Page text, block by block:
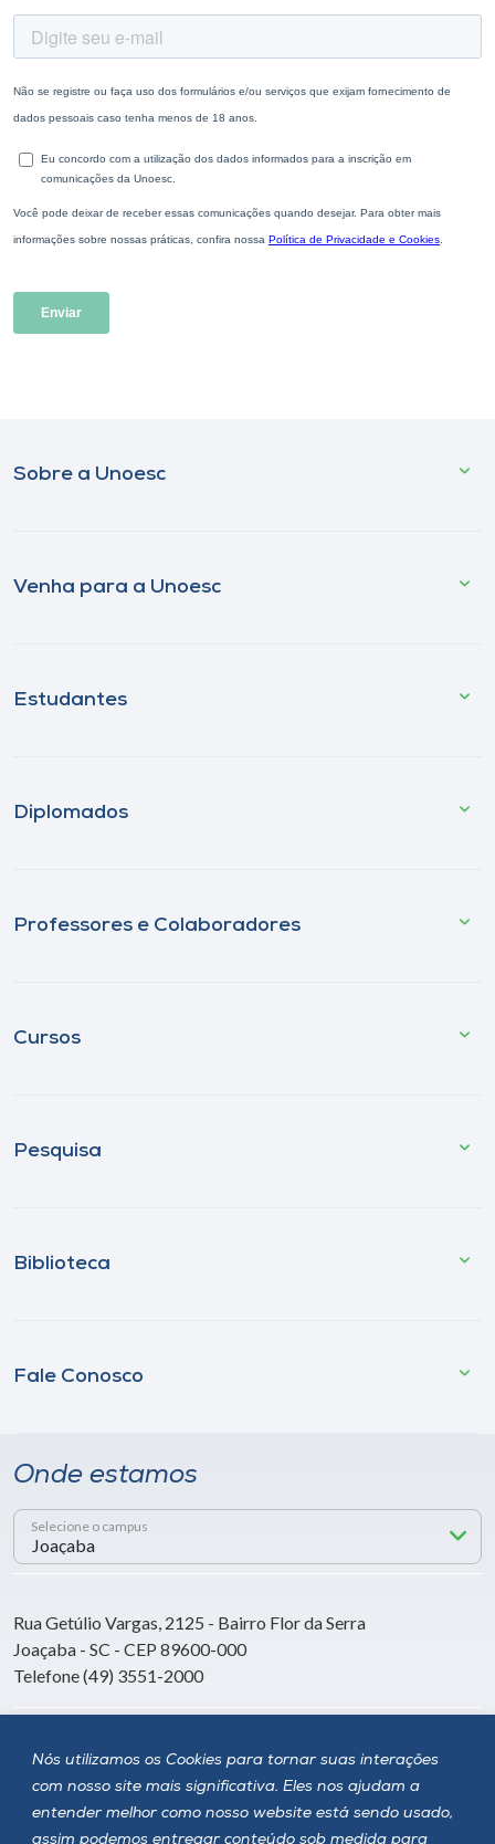
Nós utilizamos os Cookies para tornar suas interações
com nosso site mais significativa. Eles nos ajudam a
entender melhor como nosso website está sendo usado,
assim podemos entregar conteúdo sob medida para
Sobre a Unoesc
Venha para a Unoesc
Estudantes
Diplomados
Professores e Colaboradores
Cursos
Pesquisa
Biblioteca
Fale Conosco
Onde estamos
Selecione o campus
Rua Getúlio Vargas, 2125 - Bairro Flor da Serra
Joaçaba - SC - CEP 89600-000
Telefone (49) 3551-2000
Siga a Unoesc